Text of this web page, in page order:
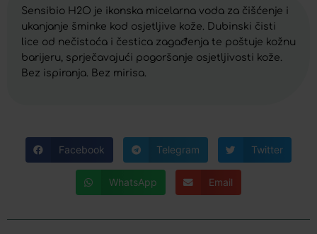
Sensibio H2O je ikonska micelarna voda za čišćenje i
ukanjanje šminke kod osjetljive kože. Dubinski čisti
lice od nečistoća i čestica zagađenja te poštuje kožnu
barijeru, sprječavajući pogoršanje osjetljivosti kože.
Bez ispiranja. Bez mirisa.
Facebook Telegram Twitter
WhatsApp Email